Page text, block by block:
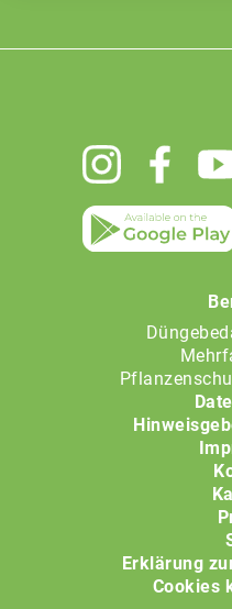
Erklärung
Cookies